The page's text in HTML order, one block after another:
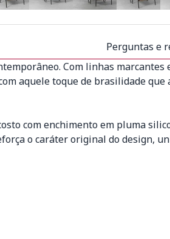
Perguntas e
Com linhas marcantes
aquele toque de brasilidade que
com enchimento em pluma
o caráter original do design,